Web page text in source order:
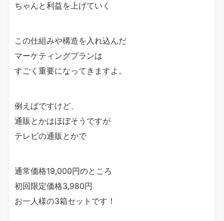
ちゃんと利益を上げていく
この仕組みや構造を入れ込んだ
マーケティングプランは
すごく重要になってきますよ。
例えばですけど、
通販とかはほぼそうですが
テレビの通販とかで
通常価格19,000円のところ
初回限定価格3,980円
お一人様の3箱セットです！